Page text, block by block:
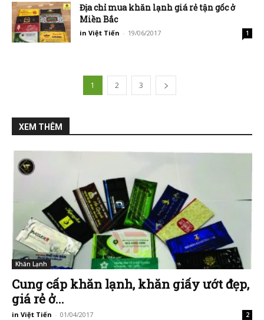
Địa chỉ mua khăn lạnh giá rẻ tận gốc ở
Miền Bắc
in Việt Tiến - 19/06/2017 1
1 2 3
XEM THÊM
Khăn Lạnh
Cung cấp khăn lạnh, khăn giấy ướt đẹp,
giá rẻ ở...
in Việt Tiến - 01/04/2017 2